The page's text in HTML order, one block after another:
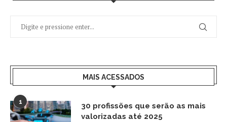
MAIS ACESSADOS
1
30 profissões que serão as mais
valorizadas até 2025